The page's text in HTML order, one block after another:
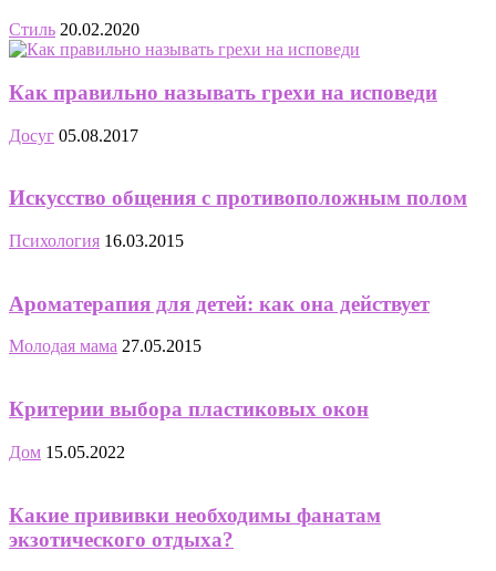
Стиль 20.02.2020
Как правильно называть грехи на исповеди
Досуг 05.08.2017
Искусство общения с противоположным полом
Психология 16.03.2015
Ароматерапия для детей: как она действует
Молодая мама 27.05.2015
Критерии выбора пластиковых окон
Дом 15.05.2022
Какие прививки необходимы фанатам
экзотического отдыха?